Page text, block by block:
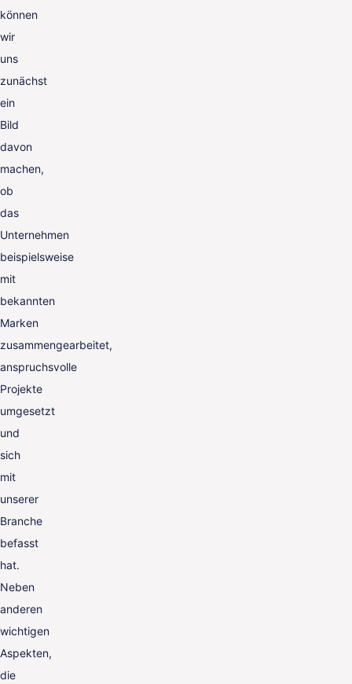
können
wir
uns
zunächst
ein
Bild
davon
machen,
ob
das
Unternehmen
beispielsweise
mit
bekannten
Marken
zusammengearbeitet,
anspruchsvolle
Projekte
umgesetzt
und
sich
mit
unserer
Branche
befasst
hat.
Neben
anderen
wichtigen
Aspekten,
die